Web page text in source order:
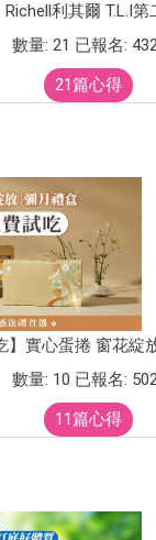
Richell利其爾 T.L.I
數量: 21 已報名:
21篇心得
】實心蛋捲 窗花綻
數量: 10 已報名:
11篇心得